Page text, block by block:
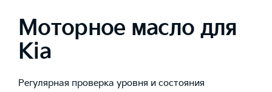
Моторное масло для
Kia
Регулярная проверка уровня и состояния